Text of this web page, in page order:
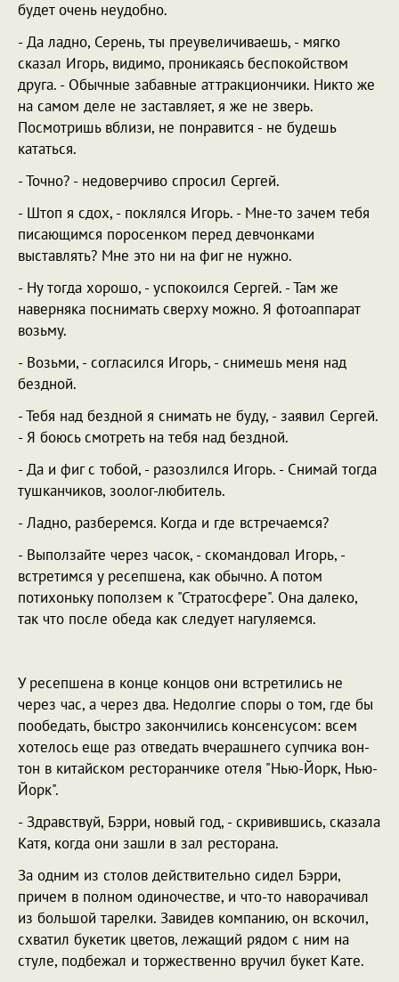
будет очень неудобно.
- Да ладно, Серень, ты преувеличиваешь, - мягко
сказал Игорь, видимо, проникаясь беспокойством
друга. - Обычные забавные аттракциончики. Никто же
на самом деле не заставляет, я же не зверь.
Посмотришь вблизи, не понравится - не будешь
кататься.
- Точно? - недоверчиво спросил Сергей.
- Штоп я сдох, - поклялся Игорь. - Мне-то зачем тебя
писающимся поросенком перед девчонками
выставлять? Мне это ни на фиг не нужно.
- Ну тогда хорошо, - успокоился Сергей. - Там же
наверняка поснимать сверху можно. Я фотоаппарат
возьму.
- Возьми, - согласился Игорь, - снимешь меня над
бездной.
- Тебя над бездной я снимать не буду, - заявил Сергей.
- Я боюсь смотреть на тебя над бездной.
- Да и фиг с тобой, - разозлился Игорь. - Снимай тогда
тушканчиков, зоолог-любитель.
- Ладно, разберемся. Когда и где встречаемся?
- Выползайте через часок, - скомандовал Игорь, -
встретимся у ресепшена, как обычно. А потом
потихоньку поползем к "Стратосфере". Она далеко,
так что после обеда как следует нагуляемся.
У ресепшена в конце концов они встретились не
через час, а через два. Недолгие споры о том, где бы
пообедать, быстро закончились консенсусом: всем
хотелось еще раз отведать вчерашнего супчика вон-
тон в китайском ресторанчике отеля "Нью-Йорк, Нью-
Йорк".
- Здравствуй, Бэрри, новый год, - скривившись, сказала
Катя, когда они зашли в зал ресторана.
За одним из столов действительно сидел Бэрри,
причем в полном одиночестве, и что-то наворачивал
из большой тарелки. Завидев компанию, он вскочил,
схватил букетик цветов, лежащий рядом с ним на
стуле, подбежал и торжественно вручил букет Кате.